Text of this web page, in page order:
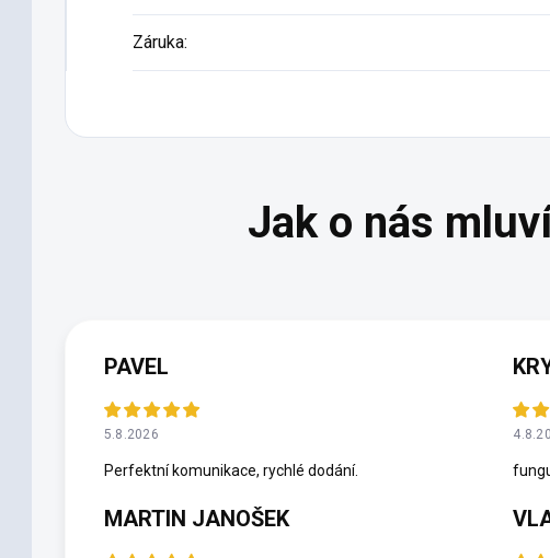
Záruka:
PAVEL
5.8.2026
Perfektní komunikace, rychlé dodání.
MARTIN JANOŠEK